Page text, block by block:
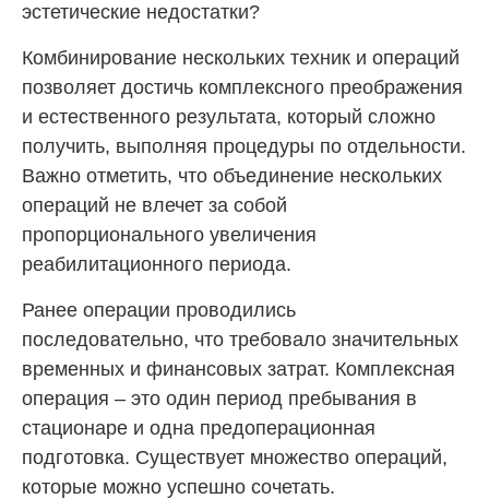
эстетические недостатки?
Комбинирование нескольких техник и операций
позволяет достичь комплексного преображения
и естественного результата, который сложно
получить, выполняя процедуры по отдельности.
Важно отметить, что объединение нескольких
операций не влечет за собой
пропорционального увеличения
реабилитационного периода.
Ранее операции проводились
последовательно, что требовало значительных
временных и финансовых затрат. Комплексная
операция – это один период пребывания в
стационаре и одна предоперационная
подготовка. Существует множество операций,
которые можно успешно сочетать.